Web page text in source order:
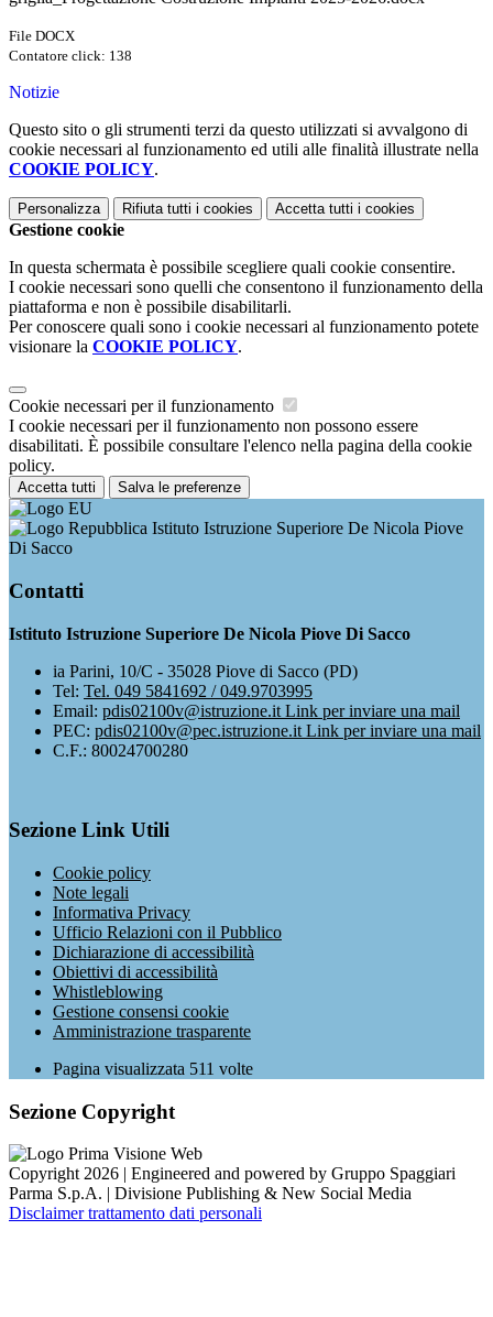
File DOCX
Contatore click: 138
Notizie
Questo sito o gli strumenti terzi da questo utilizzati si avvalgono di
cookie necessari al funzionamento ed utili alle finalità illustrate nella
COOKIE POLICY.
Personalizza Rifiuta tutti i cookies Accetta tutti i cookies
Gestione cookie
In questa schermata è possibile scegliere quali cookie consentire.
I cookie necessari sono quelli che consentono il funzionamento della
piattaforma e non è possibile disabilitarli.
Per conoscere quali sono i cookie necessari al funzionamento potete
visionare la COOKIE POLICY.
Cookie necessari per il funzionamento
I cookie necessari per il funzionamento non possono essere
disabilitati. È possibile consultare l'elenco nella pagina della cookie
policy.
Accetta tutti Salva le preferenze
Istituto Istruzione Superiore De Nicola Piove
Di Sacco
Contatti
Istituto Istruzione Superiore De Nicola Piove Di Sacco
ia Parini, 10/C - 35028 Piove di Sacco (PD)
Tel: Tel. 049 5841692 / 049.9703995
Email: pdis02100v@istruzione.it Link per inviare una mail
PEC: pdis02100v@pec.istruzione.it Link per inviare una mail
C.F.: 80024700280
Sezione Link Utili
Cookie policy
Note legali
Informativa Privacy
Ufficio Relazioni con il Pubblico
Dichiarazione di accessibilità
Obiettivi di accessibilità
Whistleblowing
Gestione consensi cookie
Amministrazione trasparente
Pagina visualizzata 511 volte
Sezione Copyright
Copyright 2026 | Engineered and powered by Gruppo Spaggiari
Parma S.p.A. | Divisione Publishing & New Social Media
Disclaimer trattamento dati personali